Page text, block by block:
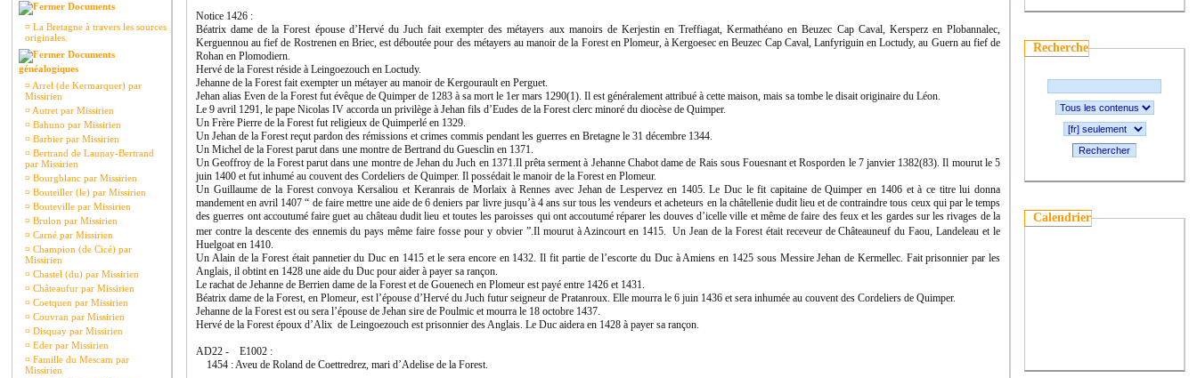
Documents
¤ La Bretagne à travers les sources
originales.
Documents
généalogiques
¤ Arrel (de Kermarquer) par
Missirien
¤ Autret par Missirien
¤ Bahuno par Missirien
¤ Barbier par Missirien
¤ Bertrand de Launay-Bertrand
par Missirien
¤ Bourgblanc par Missirien
¤ Bouteiller (le) par Missirien
¤ Bouteville par Missirien
¤ Brulon par Missirien
¤ Carné par Missirien
¤ Champion (de Cicé) par
Missirien
¤ Chastel (du) par Missirien
¤ Châteaufur par Missirien
¤ Coetquen par Missirien
¤ Couvran par Missirien
¤ Disquay par Missirien
¤ Eder par Missirien
¤ Famille du Mescam par
Missirien
Notice 1426 :
Béatrix dame de la Forest épouse d’Hervé du Juch fait exempter des métayers aux manoirs de Kerjestin en Treffiagat, Kermathéano en Beuzec Cap Caval, Kersperz en Plobannalec,
Kerguennou au fief de Rostrenen en Briec, est déboutée pour des métayers au manoir de la Forest en Plomeur, à Kergoesec en Beuzec Cap Caval, Lanfyriguin en Loctudy, au Guern au fief de
Rohan en Plomodiern.
Hervé de la Forest réside à Leingoezouch en Loctudy.
Jehanne de la Forest fait exempter un métayer au manoir de Kergourault en Perguet.
Jehan alias Even de la Forest fut évêque de Quimper de 1283 à sa mort le 1er mars 1290(1). Il est généralement attribué à cette maison, mais sa tombe le disait originaire du Léon.
Le 9 avril 1291, le pape Nicolas IV accorda un privilège à Jehan fils d’Eudes de la Forest clerc minoré du diocèse de Quimper.
Un Frère Pierre de la Forest fut religieux de Quimperlé en 1329.
Un Jehan de la Forest reçut pardon des rémissions et crimes commis pendant les guerres en Bretagne le 31 décembre 1344.
Un Michel de la Forest parut dans une montre de Bertrand du Guesclin en 1371.
Un Geoffroy de la Forest parut dans une montre de Jehan du Juch en 1371.Il prêta serment à Jehanne Chabot dame de Rais sous Fouesnant et Rosporden le 7 janvier 1382(83). Il mourut le 5
juin 1400 et fut inhumé au couvent des Cordeliers de Quimper. Il possédait le manoir de la Forest en Plomeur.
Un Guillaume de la Forest convoya Kersaliou et Keranrais de Morlaix à Rennes avec Jehan de Lespervez en 1405. Le Duc le fit capitaine de Quimper en 1406 et à ce titre lui donna
mandement en avril 1407 “ de faire mettre une aide de 6 deniers par livre jusqu’à 4 ans sur tous les vendeurs et acheteurs en la châtellenie dudit lieu et de contraindre tous ceux qui par le temps
des guerres ont accoutumé faire guet au château dudit lieu et toutes les paroisses qui ont accoutumé réparer les douves d’icelle ville et même de faire des feux et les gardes sur les rivages de la
mer contre la descente des ennemis du pays même faire fosse pour y obvier ”.Il mourut à Azincourt en 1415. Un Jean de la Forest était receveur de Châteauneuf du Faou, Landeleau et le
Huelgoat en 1410.
Un Alain de la Forest était pannetier du Duc en 1415 et le sera encore en 1432. Il fit partie de l’escorte du Duc à Amiens en 1425 sous Messire Jehan de Kermellec. Fait prisonnier par les
Anglais, il obtint en 1428 une aide du Duc pour aider à payer sa rançon.
Le rachat de Jehanne de Berrien dame de la Forest et de Gouenech en Plomeur est payé entre 1426 et 1431.
Béatrix dame de la Forest, en Plomeur, est l’épouse d’Hervé du Juch futur seigneur de Pratanroux. Elle mourra le 6 juin 1436 et sera inhumée au couvent des Cordeliers de Quimper.
Jehanne de la Forest est ou sera l’épouse de Jehan sire de Poulmic et mourra le 18 octobre 1437.
Hervé de la Forest époux d’Alix de Leingoezouch est prisonnier des Anglais. Le Duc aidera en 1428 à payer sa rançon.
AD22 - E1002 :
1454 : Aveu de Roland de Coettredrez, mari d’Adelise de la Forest.
Recherche
Rechercher
Calendrier